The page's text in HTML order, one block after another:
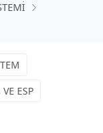
VE ESP